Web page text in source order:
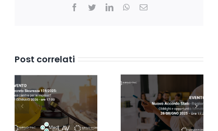
Facebook
TwitterLinkedInWhatsApp
Email
Post correlati